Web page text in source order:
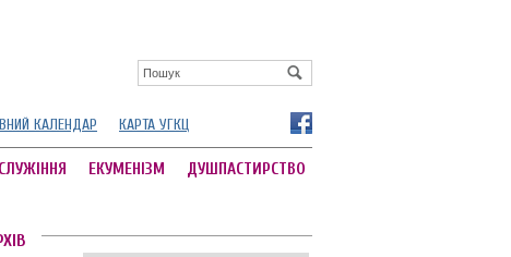
КАЛЕНДАР КАРТА УГКЦ
ЕКУМЕНІЗМ ДУШПАСТИРСТВО